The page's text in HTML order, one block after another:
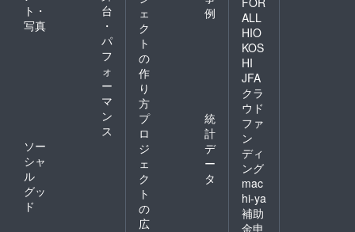
ト・
写真
台
・
パ
フ
ォ
ー
マ
ン
ス
ソー
シャ
ル
グッ
ド
ェ
ク
ト
の
作
り
方
例
プ
ロ
ジ
ェ
ク
ト
の
広
統
計
デ
ー
タ
ALL
HIO
KOS
HI
JFA
クラ
ウド
ファ
ン
ディ
ング
mac
hi-ya
補助
金申